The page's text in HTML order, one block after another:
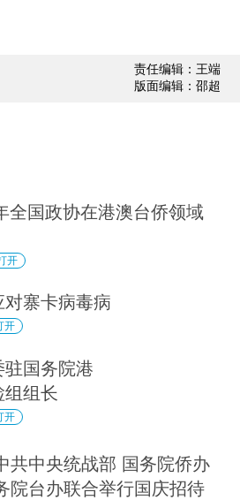
责任编辑：王端
版面编辑：邵超
全国政协在港澳台侨领域
开
寨卡病毒病
开
国务院港
组长
开
共中央统战部 国务院侨办
院台办联合举行国庆招待